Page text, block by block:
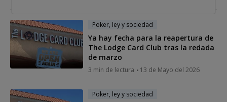
Poker, ley y sociedad
Ya hay fecha para la reapertura de
The Lodge Card Club tras la redada
de marzo
3 min de lectura 13 de Mayo del 2026
Poker, ley y sociedad